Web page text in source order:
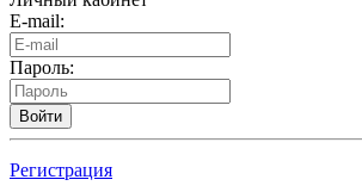
E-mail:
Пароль:
Войти
Регистрация